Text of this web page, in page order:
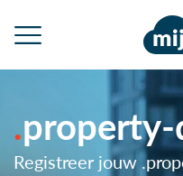
property-
Registreer jouw